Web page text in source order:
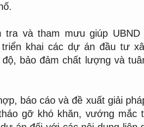
tra và tham mưu giúp UBND
triển khai các dự án đầu tư
bảo đảm chất lượng và
báo cáo và đề xuất giải
gỡ khó khăn, vướng mắc